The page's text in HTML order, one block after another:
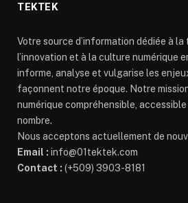
TEKTEK
Votre source d’information dédiée à la
l’innovation et à la culture numérique
informe, analyse et vulgarise les
façonnent notre époque. Notre
numérique compréhensible,
nombre.
Nous acceptons actuellement de
Email : info@01tektek.com
Contact : (+509) 3903-8181